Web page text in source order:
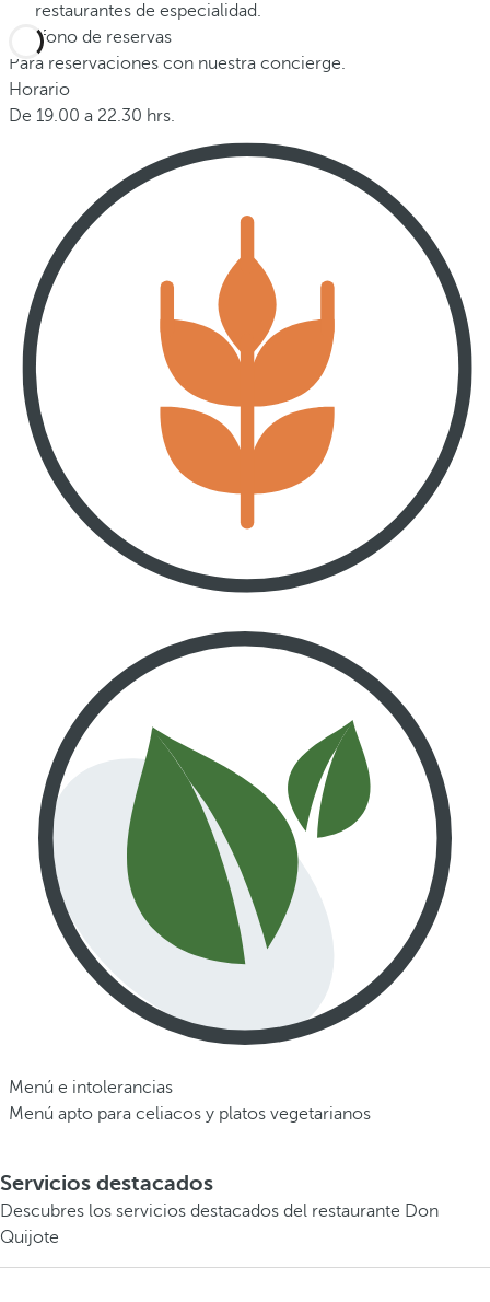
restaurantes de especialidad.
Teléfono de reservas
Para reservaciones con nuestra concierge.
Horario
De 19.00 a 22.30 hrs.
Menú e intolerancias
Menú apto para celiacos y platos vegetarianos
Servicios destacados
Descubres los servicios destacados del restaurante Don
Quijote